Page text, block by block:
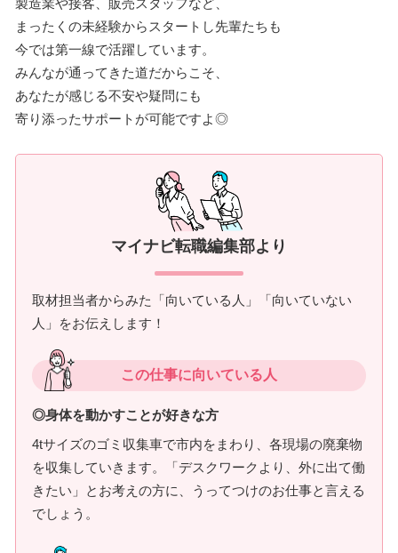
まったくの未経験からスタートし先輩たちも
今では第一線で活躍しています。
みんなが通ってきた道だからこそ、
あなたが感じる不安や疑問にも
寄り添ったサポートが可能ですよ◎
マイナビ転職編集部より
取材担当者からみた「向いている人」「向いていない
人」をお伝えします！
この仕事に向いている人
◎身体を動かすことが好きな方
4tサイズのゴミ収集車で市内をまわり、各現場の廃棄物
を収集していきます。「デスクワークより、外に出て働
きたい」とお考えの方に、うってつけのお仕事と言える
でしょう。